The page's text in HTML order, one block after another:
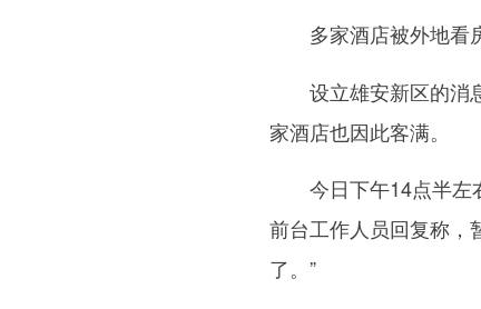
多家酒店被外地看
设立雄安新区的消息
家酒店也因此客满。
今日下午14点半左右
前台工作人员回复称，
了。”